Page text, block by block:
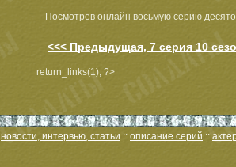
Посмотрев онлайн восьмую серию
<<< Предыдущая, 7 серия 10
return_links(1); ?>
новости, интервью, статьи :: описание серий ::